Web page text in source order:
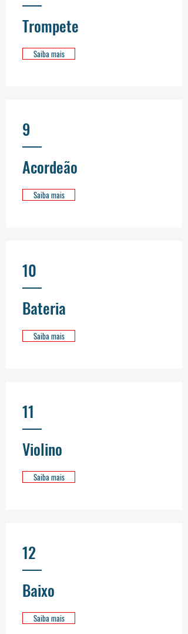
Trompete
Saiba mais
9
Acordeão
Saiba mais
10
Bateria
Saiba mais
11
Violino
Saiba mais
12
Baixo
Saiba mais